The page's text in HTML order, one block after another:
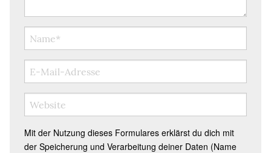
Mit der Nutzung dieses Formulares erklärst du dich mit
der Speicherung und Verarbeitung deiner Daten (Name